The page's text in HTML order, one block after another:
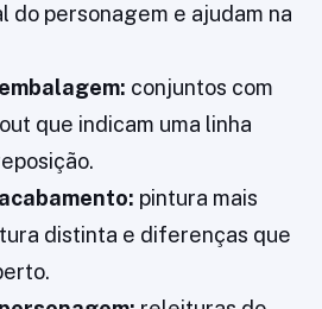
do personagem e ajudam na
conjuntos com
que indicam uma linha
pintura mais
distinta e diferenças que